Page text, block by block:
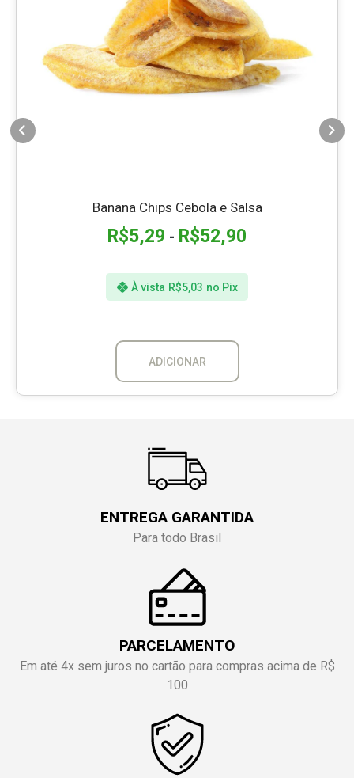
Banana Chips Cebola e Salsa
R$5,29 - R$52,90
À vista R$5,03 no Pix
ADICIONAR
ENTREGA GARANTIDA
Para todo Brasil
PARCELAMENTO
Em até 4x sem juros no cartão para compras acima de R$
100